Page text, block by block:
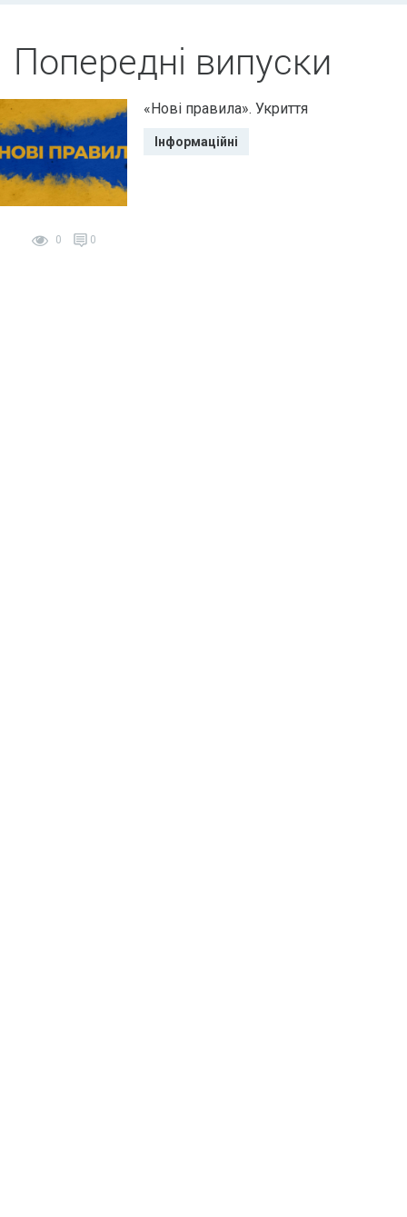
Попередні випуски
0 0
«Нові правила». Укриття
Інформаційні